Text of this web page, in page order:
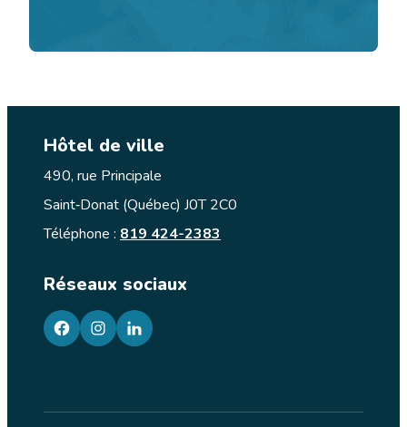
Hôtel de ville
490, rue Principale
Saint‑Donat (Québec) J0T 2C0
Téléphone : 819 424-2383
Réseaux sociaux
facebookgoogleplusgoogleplus